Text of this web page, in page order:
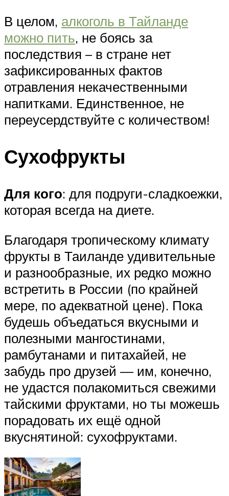
В целом, алкоголь в Тайланде
можно пить, не боясь за
последствия – в стране нет
зафиксированных фактов
отравления некачественными
напитками. Единственное, не
переусердствуйте с количеством!
Сухофрукты
Для кого: для подруги-сладкоежки,
которая всегда на диете.
Благодаря тропическому климату
фрукты в Таиланде удивительные
и разнообразные, их редко можно
встретить в России (по крайней
мере, по адекватной цене). Пока
будешь объедаться вкусными и
полезными мангостинами,
рамбутанами и питахайей, не
забудь про друзей — им, конечно,
не удастся полакомиться свежими
тайскими фруктами, но ты можешь
порадовать их ещё одной
вкуснятиной: сухофруктами.